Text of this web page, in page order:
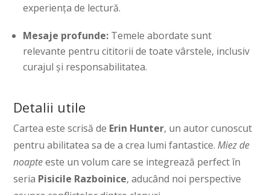
experiența de lectură.
Mesaje profunde: Temele abordate sunt
relevante pentru cititorii de toate vârstele, inclusiv
curajul și responsabilitatea.
Detalii utile
Cartea este scrisă de Erin Hunter, un autor cunoscut
pentru abilitatea sa de a crea lumi fantastice.Miez de
noapteeste un volum care se integrează perfect în
seria Pisicile Razboinice, aducând noi perspective